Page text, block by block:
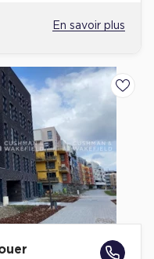
En savoir plus